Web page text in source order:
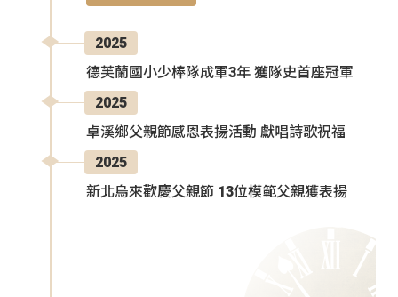
2025
德芙蘭國小少棒隊成軍3年 獲隊史首座冠軍
2025
卓溪鄉父親節感恩表揚活動 獻唱詩歌祝福
2025
新北烏來歡慶父親節 13位模範父親獲表揚